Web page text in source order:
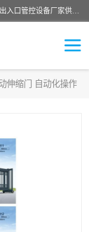
云南实名智科技有限公司是生产、销售、安装为一体的出入口管控设备厂家供应商。主营:电动伸缩门、道闸、广告道闸、重型空降闸、车牌识别、门禁通道、升降柱、岗亭、旗杆等智能设备。主营产品: 电动伸缩门,道闸门禁,车牌识别 生产、销售、安装为一体的出入口管控设备厂家源头供应商。
伸缩门 自动化操作
系列
列